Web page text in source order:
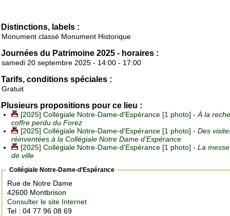
Distinctions, labels :
Monument classé Monument Historique
Journées du Patrimoine 2025 - horaires :
samedi 20 septembre 2025 - 14:00 - 17:00
Tarifs, conditions spéciales :
Gratuit
Plusieurs propositions pour ce lieu :
[2025] Collégiale Notre-Dame-d'Espérance [1 photo] -À la
coffre perdu du Forez
[2025] Collégiale Notre-Dame-d'Espérance [1 photo] - Des
réinventées à la Collégiale Notre Dame d’Espérance
[2025] Collégiale Notre-Dame-d'Espérance [1 photo] - La
de ville
Collégiale Notre-Dame-d'Espérance
Rue de Notre Dame
42600 Montbrison
Consulter le site Internet
Tel : 04 77 96 08 69